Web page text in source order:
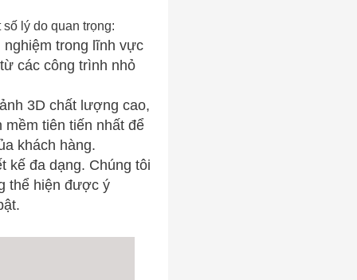
lý do quan trọng:
nghiệm trong lĩnh vực
các công trình nhỏ
3D chất lượng cao,
tiên tiến nhất để
khách hàng.
kế đa dạng. Chúng tôi
thể hiện được ý